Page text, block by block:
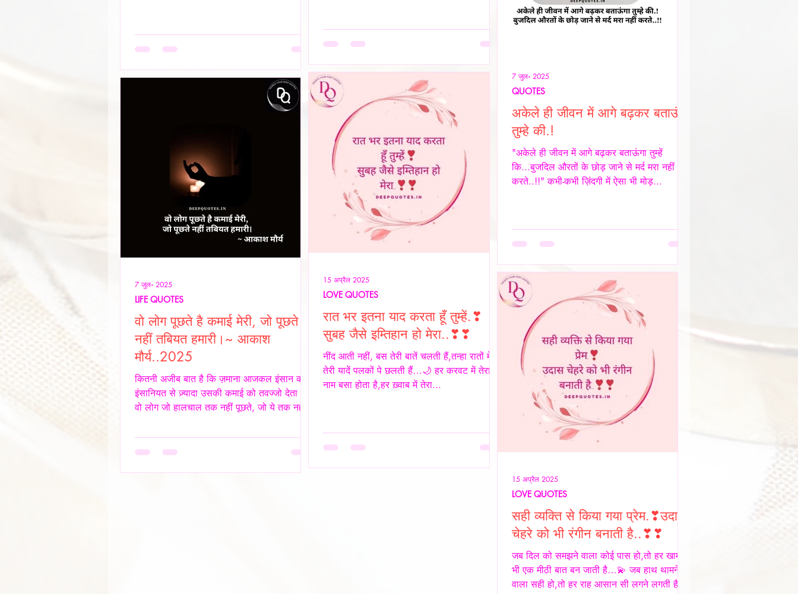
है। आज मानव जीवन की लगभग 98% समस्याओं का
सुरक्षा हो, शिक्षा हो या स्वास्थ्य हर समस्या का
समाधान धन से जोड़कर देखा जाता है। यह स्थिति यूँ
अकेले ही जीवन में आगे बढ़कर बताऊंगा
तुम्हे की.!
"अकेले ही जीवन में आगे बढ़कर बताऊंगा तुम्हें
कि...बुजदिल औरतों के छोड़ जाने से मर्द मरा नहीं
करते..!!" कभी-कभी ज़िंदगी में ऐसा भी मोड़...
QUOTES
7 जुल॰ 2025
वो लोग पूछते है कमाई मेरी, जो पूछते
नहीं तबियत हमारी।~ आकाश
मौर्य..2025
कितनी अजीब बात है कि ज़माना आजकल इंसान की
इंसानियत से ज़्यादा उसकी कमाई को तवज्जो देता है।
वो लोग जो हालचाल तक नहीं पूछते, जो ये तक नहीं...
LIFE QUOTES
7 जुल॰ 2025
रात भर इतना याद करता हूँ तुम्हें.❣
सुबह जैसे इम्तिहान हो मेरा..❣❣
नींद आती नहीं, बस तेरी बातें चलती हैं,तन्हा रातों में
तेरी यादें पलकों पे छलती हैं…🌙 हर करवट में तेरा
नाम बसा होता है,हर ख़्वाब में तेरा...
LOVE QUOTES
15 अप्रैल 2025
सही व्यक्ति से किया गया प्रेम.❣उदास
चेहरे को भी रंगीन बनाती है..❣❣
जब दिल को समझने वाला कोई पास हो,तो हर खामोशी
भी एक मीठी बात बन जाती है…💫 जब हाथ थामने
वाला सही हो,तो हर राह आसान सी लगने लगती है…
LOVE QUOTES
15 अप्रैल 2025